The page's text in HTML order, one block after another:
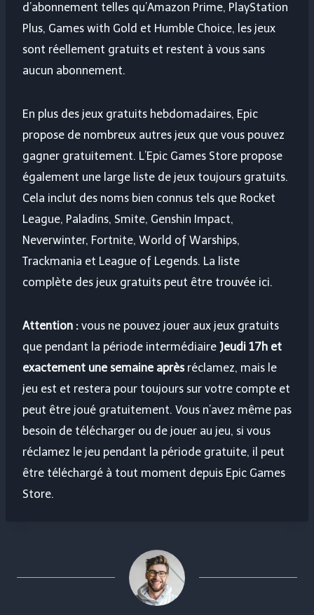
d’abonnement telles qu’Amazon Prime, PlayStation
Plus, Games with Gold et Humble Choice, les jeux
sont réellement gratuits et restent à vous sans
aucun abonnement.
En plus des jeux gratuits hebdomadaires, Epic
propose de nombreux autres jeux que vous pouvez
gagner gratuitement. L’Epic Games Store propose
également une large liste de jeux toujours gratuits.
Cela inclut des noms bien connus tels que Rocket
League, Paladins, Smite, Genshin Impact,
Neverwinter, Fortnite, World of Warships,
Trackmania et League of Legends. La liste
complète des jeux gratuits peut être trouvée ici.
Attention : vous ne pouvez jouer aux jeux gratuits
que pendant la période intermédiaire Jeudi 17h et
exactement une semaine après réclamez, mais le
jeu est et restera pour toujours sur votre compte et
peut être joué gratuitement. Vous n’avez même pas
besoin de télécharger ou de jouer au jeu, si vous
réclamez le jeu pendant la période gratuite, il peut
être téléchargé à tout moment depuis Epic Games
Store.